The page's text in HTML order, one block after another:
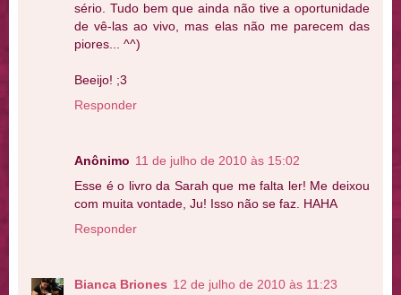
sério. Tudo bem que ainda não tive a oportunidade
de vê-las ao vivo, mas elas não me parecem das
piores... ^^)
Beeijo! ;3
Responder
Anônimo 11 de julho de 2010 às 15:02
Esse é o livro da Sarah que me falta ler! Me deixou
com muita vontade, Ju! Isso não se faz. HAHA
Responder
Bianca Briones 12 de julho de 2010 às 11:23